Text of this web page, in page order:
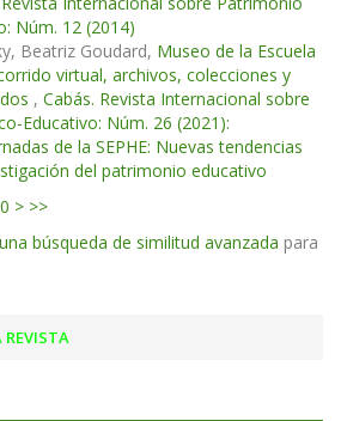
Núm. 12 (2014)
Beatriz Goudard, Museo de la Escuela
virtual, archivos, colecciones y
, Cabás. Revista Internacional sobre
Educativo: Núm. 26 (2021):
de la SEPHE: Nuevas tendencias
del patrimonio educativo
> >>
búsqueda de similitud avanzada para
REVISTA